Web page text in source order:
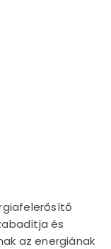
és
az energiának